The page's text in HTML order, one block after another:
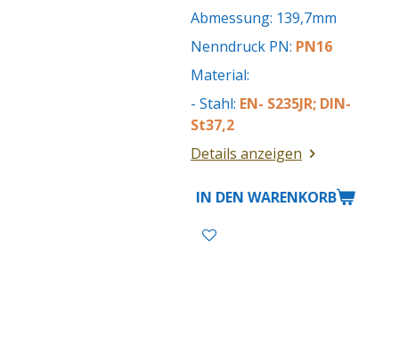
Abmessung: 139,7mm
Nenndruck PN: PN16
Material:
- Stahl: EN- S235JR; DIN-
St37,2
Details anzeigen
IN DEN WARENKORB